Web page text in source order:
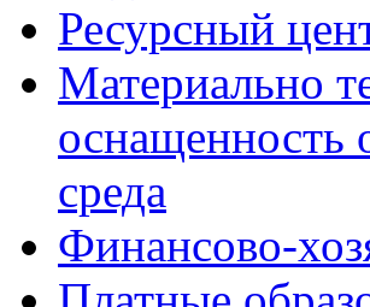
Ресурсный
Материально
оснащенность
среда
Финансово-